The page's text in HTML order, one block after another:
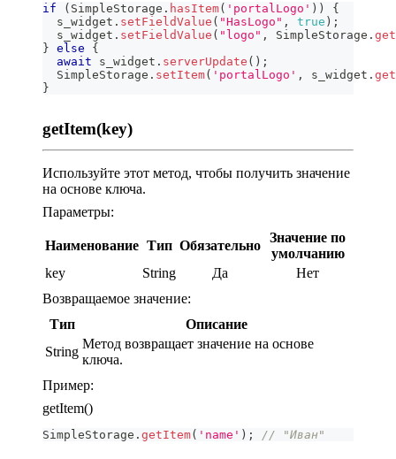
if ( SimpleStorage . hasItem( 'portalLogo' ) )
{
  s_widget
. setFieldValue ( "HasLogo" , true ) ;
  s_widget
. setFieldValue ( "logo" , SimpleStorage .
} else
{
await s_widget . serverUpdate ( ) ;
SimpleStorage . setItem( 'portalLogo' , s_widget .
}
getItem(key)
Используйте этот метод, чтобы получить значение
на основе ключа.
Параметры:
Наименование Тип Обязательно
Значение по
умолчанию
key
String Да
Нет
Возвращаемое значение:
Тип
Описание
String
Метод возвращает значение на основе
ключа.
Пример:
getItem()
SimpleStorage . getItem( 'name' ) ; // "Иван"